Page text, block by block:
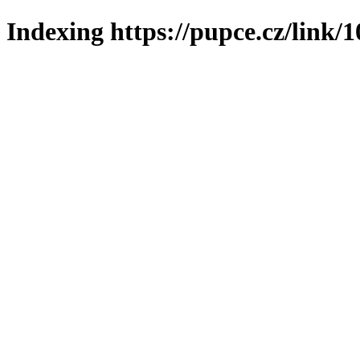
Indexing https://pupce.cz/link/